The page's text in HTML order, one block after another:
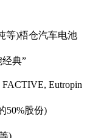
等)梧仓汽车电池
典”
FACTIVE, Eutropin
50%股份)
)